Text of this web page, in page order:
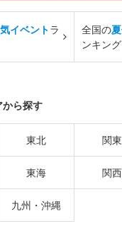
イベントラ
全国の
ンキング
から探す
東北 関東
東海 関西
九州・沖縄